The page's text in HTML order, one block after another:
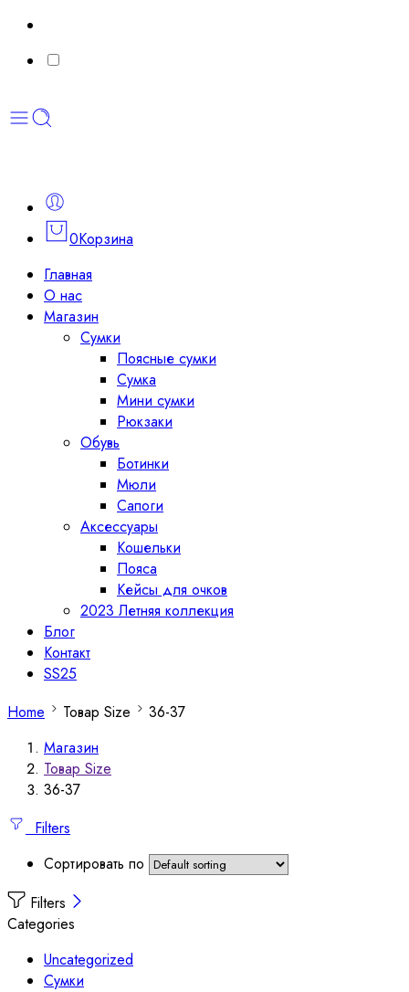
0Корзина
Главная
О нас
Магазин
Сумки
Поясные сумки
Сумка
Мини сумки
Рюкзаки
Обувь
Ботинки
Мюли
Сапоги
Аксессуары
Кошельки
Пояса
Кейсы для очков
2023 Летняя коллекция
Блог
Контакт
SS25
Home
Товар Size
36-37
Магазин
Товар Size
36-37
Filters
Сортировать по
Filters
Categories
Uncategorized
Сумки